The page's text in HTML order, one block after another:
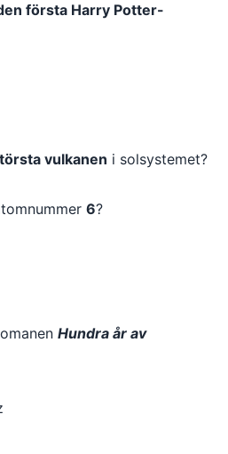
första Harry Potter-
vulkanen i solsystemet?
6?
Hundra år av